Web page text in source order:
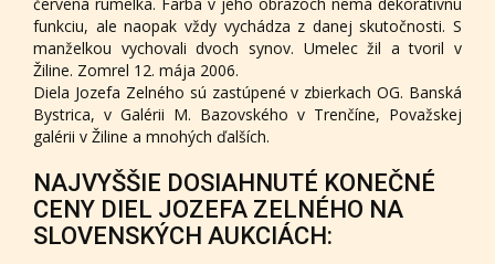
funkciu, ale naopak vždy vychádza z danej skutočnosti. S
manželkou vychovali dvoch synov. Umelec žil a tvoril v
Žiline. Zomrel 12. mája 2006.
Diela Jozefa Zelného sú zastúpené v zbierkach OG. Banská
Bystrica, v Galérii M. Bazovského v Trenčíne, Považskej
galérii v Žiline a mnohých ďalších.
NAJVYŠŠIE DOSIAHNUTÉ KONEČNÉ
CENY DIEL JOZEFA ZELNÉHO NA
SLOVENSKÝCH AUKCIÁCH: